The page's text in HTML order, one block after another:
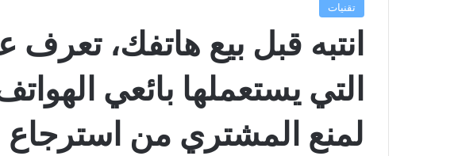
تقنيات
انتبه قبل بيع هاتفك، تعرف
التي يستعملها بائعي
لمنع المشتري من استرجاع